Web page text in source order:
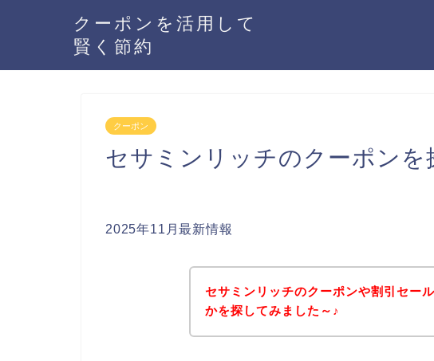
クーポンを活用して
賢く節約
クーポン
セサミンリッチのクーポンを
2025年11月最新情報
セサミンリッチのクーポンや割引セー
かを探してみました～♪